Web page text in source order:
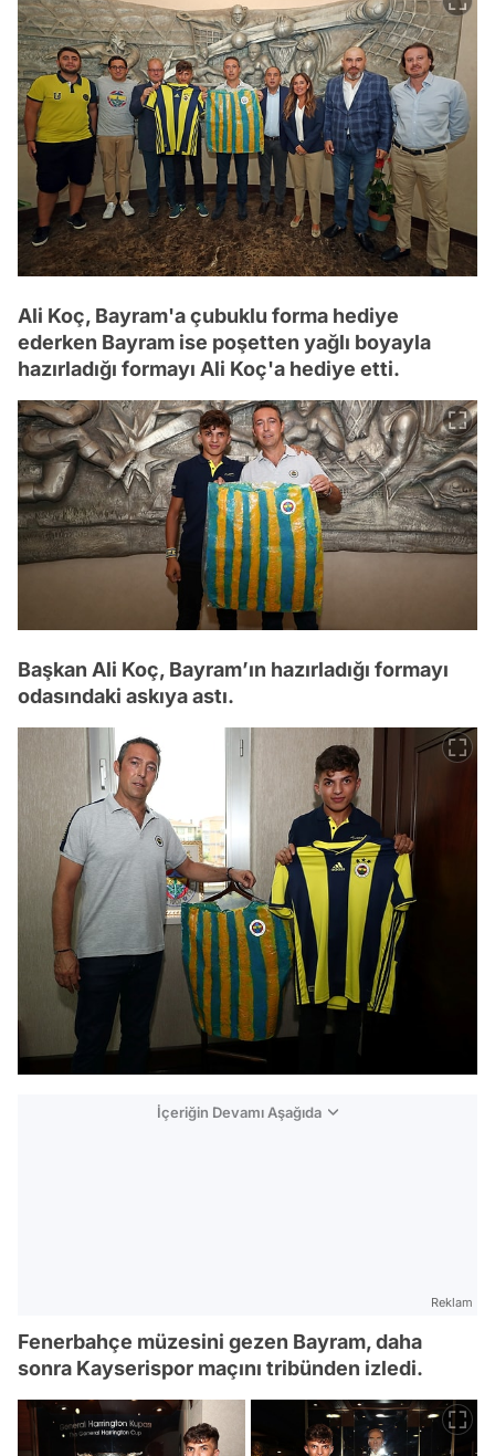
Ali Koç, Bayram'a çubuklu forma hediye
ederken Bayram ise poşetten yağlı boyayla
hazırladığı formayı Ali Koç'a hediye etti.
Başkan Ali Koç, Bayram’ın hazırladığı formayı
odasındaki askıya astı.
İçeriğin Devamı Aşağıda
Reklam
Fenerbahçe müzesini gezen Bayram, daha
sonra Kayserispor maçını tribünden izledi.